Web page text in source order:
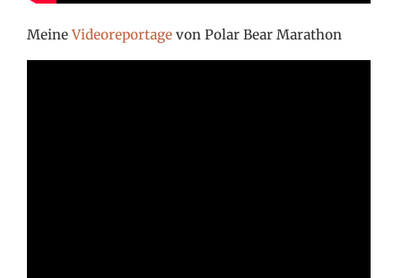
MeineVideoreportagevon Polar Bear Marathon